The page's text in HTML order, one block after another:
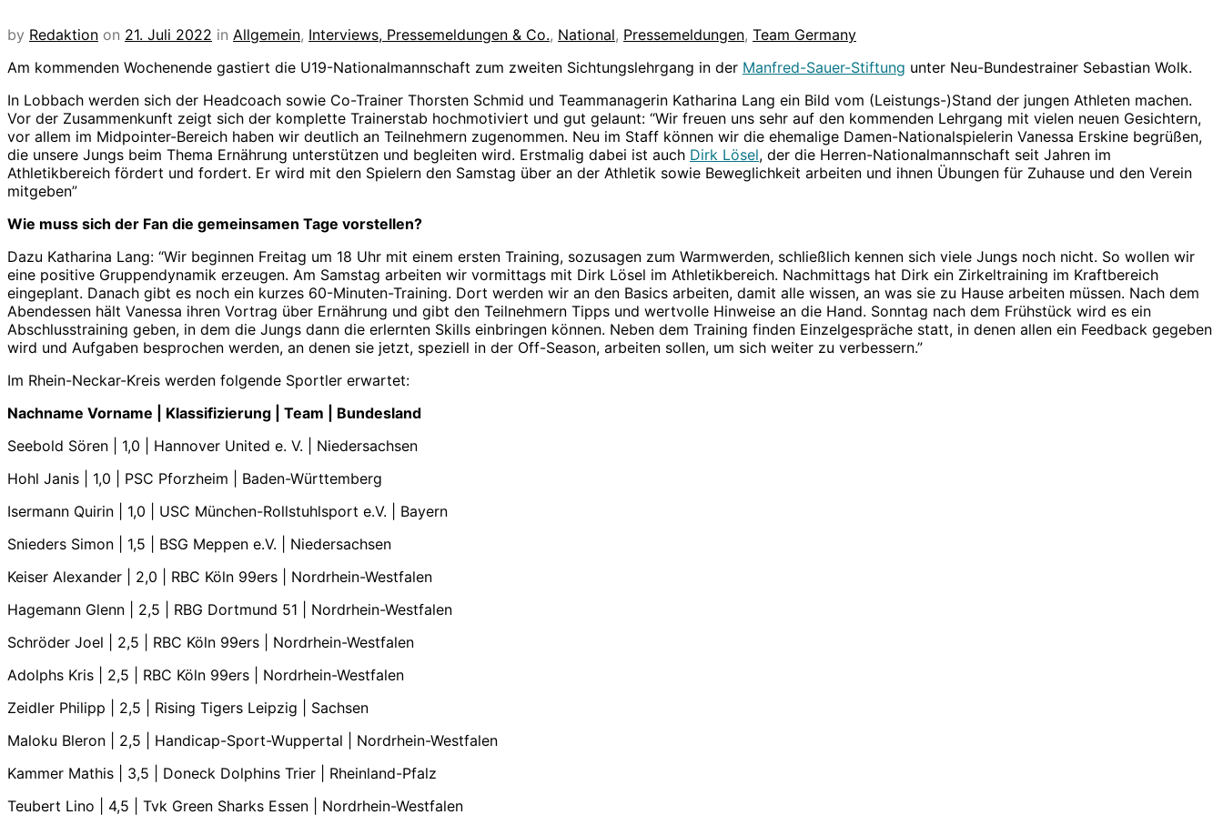
by Redaktion on 21. Juli 2022 in Allgemein, Interviews, Pressemeldungen & Co., National, Pressemeldungen, Team Germany
Am kommenden Wochenende gastiert die U19-Nationalmannschaft zum zweiten Sichtungslehrgang in der Manfred-Sauer-Stiftung unter Neu-Bundestrainer Sebastian Wolk.
In Lobbach werden sich der Headcoach sowie Co-Trainer Thorsten Schmid und Teammanagerin Katharina Lang ein Bild vom (Leistungs-)Stand der jungen Athleten machen.
Vor der Zusammenkunft zeigt sich der komplette Trainerstab hochmotiviert und gut gelaunt: “Wir freuen uns sehr auf den kommenden Lehrgang mit vielen neuen Gesichtern,
vor allem im Midpointer-Bereich haben wir deutlich an Teilnehmern zugenommen. Neu im Staff können wir die ehemalige Damen-Nationalspielerin Vanessa Erskine begrüßen,
die unsere Jungs beim Thema Ernährung unterstützen und begleiten wird. Erstmalig dabei ist auch Dirk Lösel, der die Herren-Nationalmannschaft seit Jahren im
Athletikbereich fördert und fordert. Er wird mit den Spielern den Samstag über an der Athletik sowie Beweglichkeit arbeiten und ihnen Übungen für Zuhause und den Verein
mitgeben”
Wie muss sich der Fan die gemeinsamen Tage vorstellen?
Dazu Katharina Lang: “Wir beginnen Freitag um 18 Uhr mit einem ersten Training, sozusagen zum Warmwerden, schließlich kennen sich viele Jungs noch nicht. So wollen wir
eine positive Gruppendynamik erzeugen. Am Samstag arbeiten wir vormittags mit Dirk Lösel im Athletikbereich. Nachmittags hat Dirk ein Zirkeltraining im Kraftbereich
eingeplant. Danach gibt es noch ein kurzes 60-Minuten-Training. Dort werden wir an den Basics arbeiten, damit alle wissen, an was sie zu Hause arbeiten müssen. Nach dem
Abendessen hält Vanessa ihren Vortrag über Ernährung und gibt den Teilnehmern Tipps und wertvolle Hinweise an die Hand. Sonntag nach dem Frühstück wird es ein
Abschlusstraining geben, in dem die Jungs dann die erlernten Skills einbringen können. Neben dem Training finden Einzelgespräche statt, in denen allen ein Feedback gegeben
wird und Aufgaben besprochen werden, an denen sie jetzt, speziell in der Off-Season, arbeiten sollen, um sich weiter zu verbessern.”
Im Rhein-Neckar-Kreis werden folgende Sportler erwartet:
Nachname Vorname | Klassifizierung | Team | Bundesland
Seebold Sören | 1,0 | Hannover United e. V. | Niedersachsen
Hohl Janis | 1,0 | PSC Pforzheim | Baden-Württemberg
Isermann Quirin | 1,0 | USC München-Rollstuhlsport e.V. | Bayern
Snieders Simon | 1,5 | BSG Meppen e.V. | Niedersachsen
Keiser Alexander | 2,0 | RBC Köln 99ers | Nordrhein-Westfalen
Hagemann Glenn | 2,5 | RBG Dortmund 51 | Nordrhein-Westfalen
Schröder Joel | 2,5 | RBC Köln 99ers | Nordrhein-Westfalen
Adolphs Kris | 2,5 | RBC Köln 99ers | Nordrhein-Westfalen
Zeidler Philipp | 2,5 | Rising Tigers Leipzig | Sachsen
Maloku Bleron | 2,5 | Handicap-Sport-Wuppertal | Nordrhein-Westfalen
Kammer Mathis | 3,5 | Doneck Dolphins Trier | Rheinland-Pfalz
Teubert Lino | 4,5 | Tvk Green Sharks Essen | Nordrhein-Westfalen